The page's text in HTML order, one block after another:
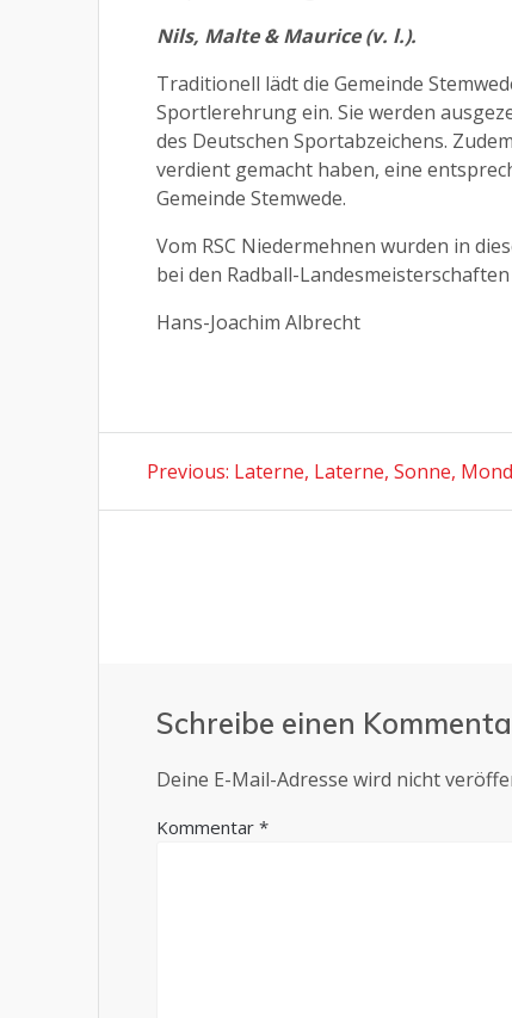
Nils, Malte & Maurice (v. l.).
Traditionell lädt die Gemeinde
Sportlerehrung ein. Sie werden
des Deutschen Sportabzeichens.
verdient gemacht haben, eine
Gemeinde Stemwede.
Vom RSC Niedermehnen wurden in
bei den Radball-
Hans-Joachim Albrecht
Previous: Previous
Laterne, Laterne, Sonne,
Schreibe einen
Deine E-Mail-Adresse wird nicht
Kommentar*